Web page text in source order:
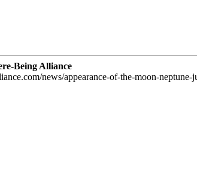
Being Alliance
news/appearance-of-the-moon-